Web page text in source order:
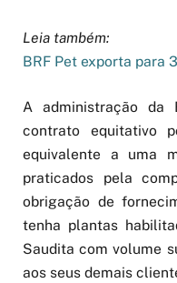
Leia também:
BRF Pet exporta para
A administração da
contrato equitativo
equivalente a uma
praticados pela
obrigação de
tenha plantas
Saudita com volume
aos seus demais